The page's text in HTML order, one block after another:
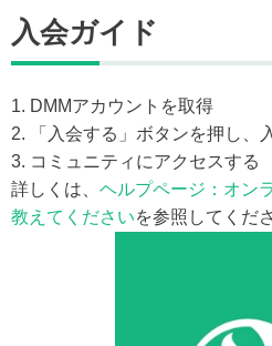
入会ガイド
1. DMMアカウントを取得
2. 「入会する」ボタンを押し、
3. コミュニティにアクセスする
詳しくは、 ヘルプページ：オン
教えてくださいを参照してくだ